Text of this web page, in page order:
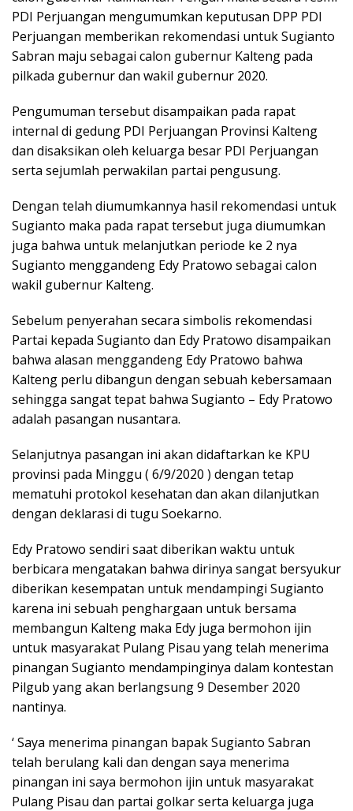
PDI Perjuangan mengumumkan keputusan DPP PDI
Perjuangan memberikan rekomendasi untuk Sugianto
Sabran maju sebagai calon gubernur Kalteng pada
pilkada gubernur dan wakil gubernur 2020.
Pengumuman tersebut disampaikan pada rapat
internal di gedung PDI Perjuangan Provinsi Kalteng
dan disaksikan oleh keluarga besar PDI Perjuangan
serta sejumlah perwakilan partai pengusung.
Dengan telah diumumkannya hasil rekomendasi untuk
Sugianto maka pada rapat tersebut juga diumumkan
juga bahwa untuk melanjutkan periode ke 2 nya
Sugianto menggandeng Edy Pratowo sebagai calon
wakil gubernur Kalteng.
Sebelum penyerahan secara simbolis rekomendasi
Partai kepada Sugianto dan Edy Pratowo disampaikan
bahwa alasan menggandeng Edy Pratowo bahwa
Kalteng perlu dibangun dengan sebuah kebersamaan
sehingga sangat tepat bahwa Sugianto – Edy Pratowo
adalah pasangan nusantara.
Selanjutnya pasangan ini akan didaftarkan ke KPU
provinsi pada Minggu ( 6/9/2020 ) dengan tetap
mematuhi protokol kesehatan dan akan dilanjutkan
dengan deklarasi di tugu Soekarno.
Edy Pratowo sendiri saat diberikan waktu untuk
berbicara mengatakan bahwa dirinya sangat bersyukur
diberikan kesempatan untuk mendampingi Sugianto
karena ini sebuah penghargaan untuk bersama
membangun Kalteng maka Edy juga bermohon ijin
untuk masyarakat Pulang Pisau yang telah menerima
pinangan Sugianto mendampinginya dalam kontestan
Pilgub yang akan berlangsung 9 Desember 2020
nantinya.
‘ Saya menerima pinangan bapak Sugianto Sabran
telah berulang kali dan dengan saya menerima
pinangan ini saya bermohon ijin untuk masyarakat
Pulang Pisau dan partai golkar serta keluarga juga